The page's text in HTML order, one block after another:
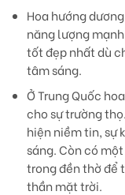
Hoa hướng
năng lượng
tốt đẹp nhất dù
tâm sáng.
Ở Trung Quốc
cho sự trường
hiện niềm tin, sự
sáng. Còn có
trong đền thờ để
thần mặt trời.